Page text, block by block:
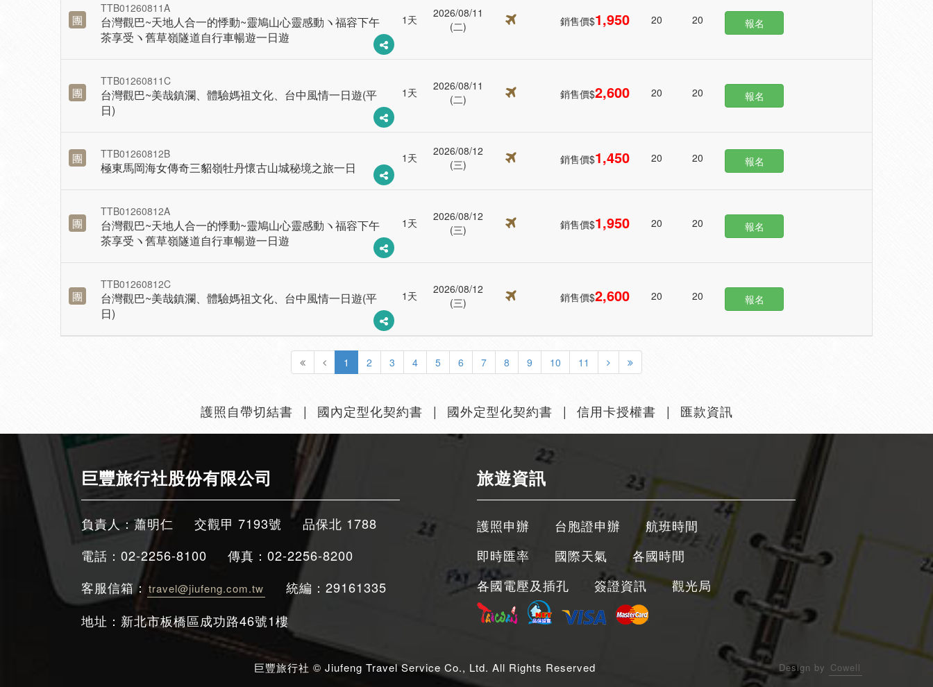
團
TTB01260811A
台灣觀巴~天地人合一的悸動~靈鳩山心靈感動ヽ福容下午
茶享受ヽ舊草嶺隧道自行車暢遊一日遊
1天
2026/08/11
(二)
銷售價$1,950 20 20 報名
團
TTB01260811C
台灣觀巴~美哉鎮瀾、體驗媽祖文化、台中風情一日遊(平
日)
1天
2026/08/11
(二)
銷售價$2,600 20 20 報名
團 TTB01260812B
極東馬岡海女傳奇三貂嶺牡丹懷古山城秘境之旅一日
1天
2026/08/12
(三)
銷售價$1,450 20 20 報名
團
TTB01260812A
台灣觀巴~天地人合一的悸動~靈鳩山心靈感動ヽ福容下午
茶享受ヽ舊草嶺隧道自行車暢遊一日遊
1天
2026/08/12
(三)
銷售價$1,950 20 20 報名
團
TTB01260812C
台灣觀巴~美哉鎮瀾、體驗媽祖文化、台中風情一日遊(平
日)
1天
2026/08/12
(三)
銷售價$2,600 20 20 報名
1 2 3 4 5 6 7 8 9 10 11
護照自帶切結書 國內定型化契約書 國外定型化契約書 信用卡授權書 匯款資訊
巨豐旅行社股份有限公司
負責人：蕭明仁 交觀甲 7193號
品保北 1788
電話：02-2256-8100
傳真：02-2256-8200
客服信箱： travel@jiufeng.com.tw
統編：29161335
地址：新北市板橋區成功路46號1樓
旅遊資訊
護照申辦 台胞證申辦
航班時間
即時匯率
國際天氣
各國時間
各國電壓及插孔
簽證資訊 觀光局
巨豐旅行社 © Jiufeng Travel Service Co., Ltd. All Rights Reserved Design by Cowell